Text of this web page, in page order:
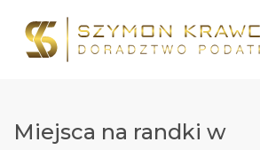
Miejsca na randki w